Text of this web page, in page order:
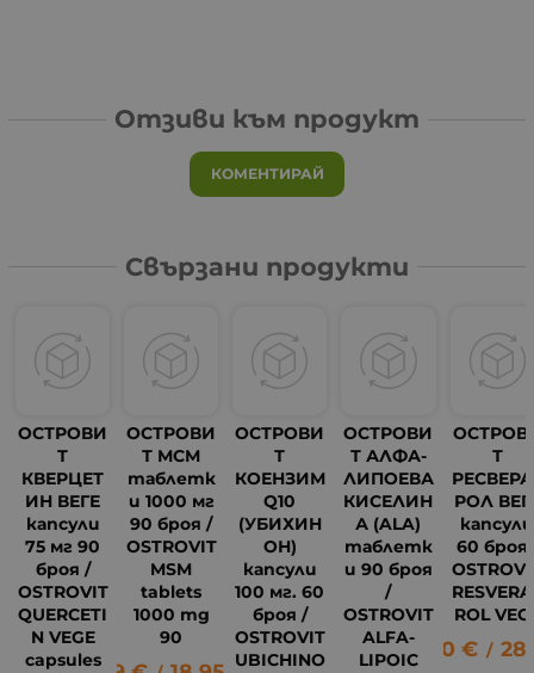
Отзиви към продукт
КОМЕНТИРАЙ
Свързани продукти
ОСТРОВИ
Т
КВЕРЦЕТ
ИН ВЕГЕ
капсули
75 мг 90
броя /
OSTROVIT
QUERCETI
N VEGE
capsules
ОСТРОВИ
Т МСМ
таблетк
и 1000 мг
90 броя /
OSTROVIT
MSM
tablets
1000 mg
90
ОСТРОВИ
Т
КОЕНЗИМ
Q10
(УБИХИН
ОН)
капсули
100 мг. 60
броя /
OSTROVIT
UBICHINO
ОСТРОВИ
Т АЛФА-
ЛИПОЕВА
КИСЕЛИН
А (ALA)
таблетк
и 90 броя
/
OSTROVIT
ALFA-
LIPOIC
Т
РОЛ
капсули
60 броя
ROL
14.80 € /